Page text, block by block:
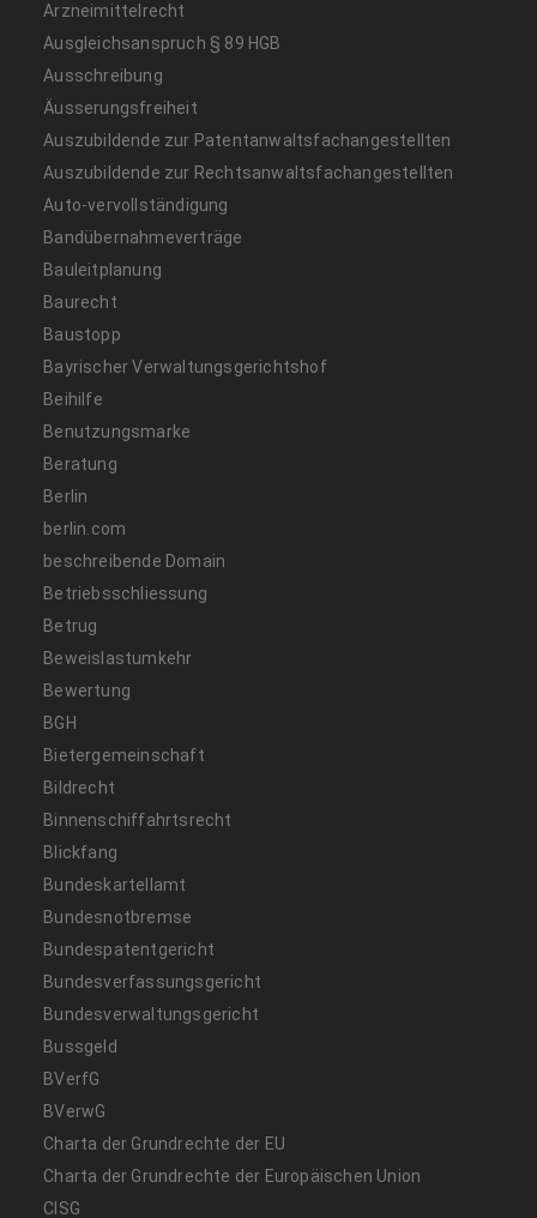
Arzneimittelrecht
Ausgleichsanspruch § 89 HGB
Ausschreibung
Äusserungsfreiheit
Auszubildende zur Patentanwaltsfachangestellten
Auszubildende zur Rechtsanwaltsfachangestellten
Auto-vervollständigung
Bandübernahmeverträge
Bauleitplanung
Baurecht
Baustopp
Bayrischer Verwaltungsgerichtshof
Beihilfe
Benutzungsmarke
Beratung
Berlin
berlin.com
beschreibende Domain
Betriebsschliessung
Betrug
Beweislastumkehr
Bewertung
BGH
Bietergemeinschaft
Bildrecht
Binnenschiffahrtsrecht
Blickfang
Bundeskartellamt
Bundesnotbremse
Bundespatentgericht
Bundesverfassungsgericht
Bundesverwaltungsgericht
Bussgeld
BVerfG
BVerwG
Charta der Grundrechte der EU
Charta der Grundrechte der Europäischen Union
CISG